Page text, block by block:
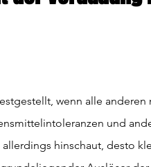
wenn alle
und
hinschaut, desto